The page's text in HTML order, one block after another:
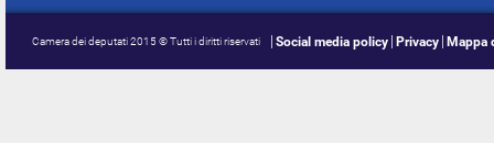
Camera dei deputati 2015 © Tutti i diritti riservati Social media policy Privacy Mappa